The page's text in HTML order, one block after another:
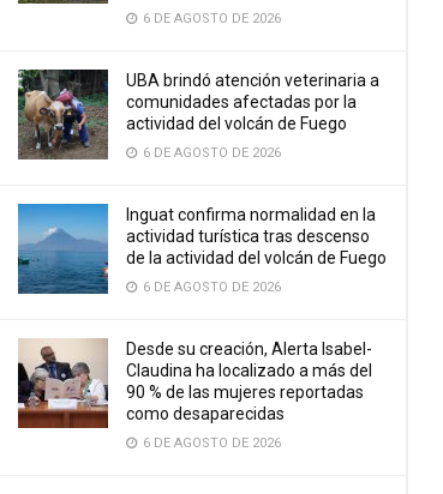
6 DE AGOSTO DE 2026
UBA brindó atención veterinaria a
comunidades afectadas por la
actividad del volcán de Fuego
6 DE AGOSTO DE 2026
Inguat confirma normalidad en la
actividad turística tras descenso
de la actividad del volcán de Fuego
6 DE AGOSTO DE 2026
Desde su creación, Alerta Isabel-
Claudina ha localizado a más del
90 % de las mujeres reportadas
como desaparecidas
6 DE AGOSTO DE 2026